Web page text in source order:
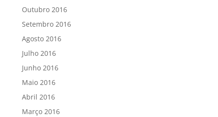
Outubro 2016
Setembro 2016
Agosto 2016
Julho 2016
Junho 2016
Maio 2016
Abril 2016
Março 2016